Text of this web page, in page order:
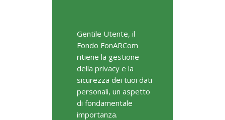
Gentile Utente, il
Fondo FonARCom
ritiene la gestione
della privacy e la
sicurezza dei tuoi dati
personali, un aspetto
di fondamentale
importanza.